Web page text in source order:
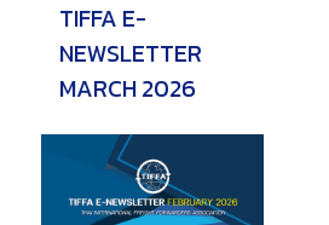
TIFFA E-
NEWSLETTER
MARCH 2026